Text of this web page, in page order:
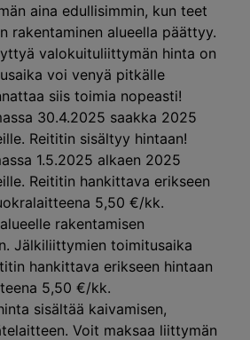
aina edullisimmin, kun teet
rakentaminen alueella päättyy.
valokuituliittymän hinta on
voi venyä pitkälle
siis toimia nopeasti!
30.4.2025 saakka 2025
Reititin sisältyy hintaan!
1.5.2025 alkaen 2025
Reititin hankittava erikseen
5,50 €/kk.
rakentamisen
Jälkiliittymien toimitusaika
hankittava erikseen hintaan
5,50 €/kk.
sisältää kaivamisen,
Voit maksaa liittymän